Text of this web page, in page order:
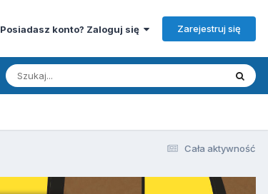
Posiadasz konto? Zaloguj się Zarejestruj się
Cała aktywność